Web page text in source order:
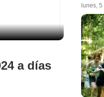
a días
lunes, 5